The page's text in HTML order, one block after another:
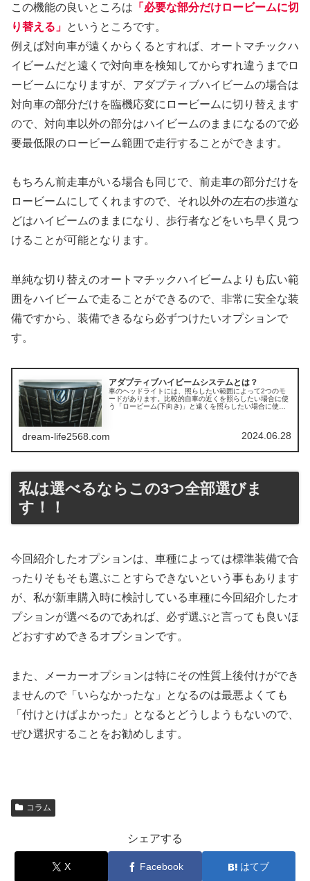
この機能の良いところは 「必要な部分だけロービームに切
り替える」 というところです。
例えば対向車が遠くからくるとすれば、オートマチックハ
イビームだと遠くで対向車を検知してからすれ違うまでロ
ービームになりますが、アダプティブハイビームの場合は
対向車の部分だけを臨機応変にロービームに切り替えます
ので、対向車以外の部分はハイビームのままになるので必
要最低限のロービーム範囲で走行することができます。
もちろん前走車がいる場合も同じで、前走車の部分だけを
ロービームにしてくれますので、それ以外の左右の歩道な
どはハイビームのままになり、歩行者などをいち早く見つ
けることが可能となります。
単純な切り替えのオートマチックハイビームよりも広い範
囲をハイビームで走ることができるので、非常に安全な装
備ですから、装備できるなら必ずつけたいオプションで
す。
アダプティブハイビームシステムとは？
車のヘッドライトには、照らしたい範囲によって2つのモ
ードがあります。比較的自車の近くを照らしたい場合に使
う「ロービーム(下向き)」と遠くを照らしたい場合に使う
dream-life2568.com 2024.06.28
私は選べるならこの3つ全部選びま
す！！
今回紹介したオプションは、車種によっては標準装備で合
ったりそもそも選ぶことすらできないという事もあります
が、私が新車購入時に検討している車種に今回紹介したオ
プションが選べるのであれば、必ず選ぶと言っても良いほ
どおすすめできるオプションです。
また、メーカーオプションは特にその性質上後付けができ
ませんので「いらなかったな」となるのは最悪よくても
「付けとけばよかった」となるとどうしようもないので、
ぜひ選択することをお勧めします。
コラム
シェアする
X Facebook はてブ